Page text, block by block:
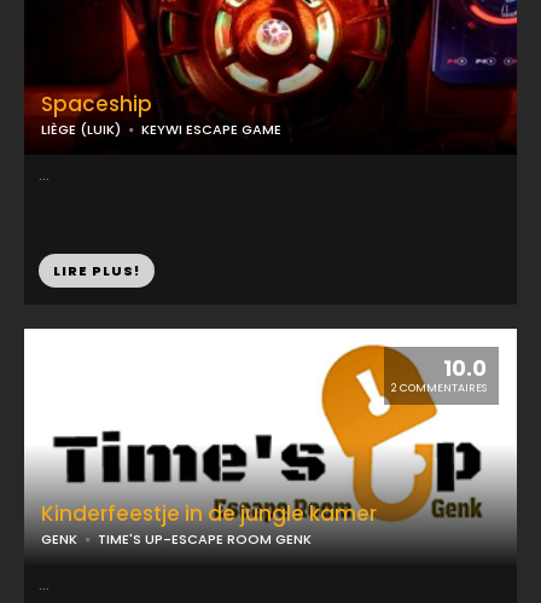
Spaceship
LIÈGE (LUIK) KEYWI ESCAPE GAME
...
LIRE PLUS!
10.0
2 COMMENTAIRES
Kinderfeestje in de jungle kamer
GENK TIME'S UP-ESCAPE ROOM GENK
...